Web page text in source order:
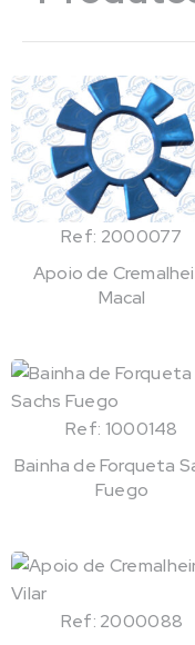
Ref: 2000077
Apoio de
Macal
Ref: 1000148
Bainha de Forqueta
Fuego
Ref: 2000088